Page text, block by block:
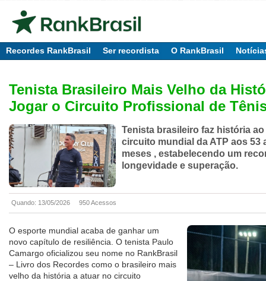
Recordes RankBrasil Ser recordista O RankBrasil
Tenista Brasileiro Mais Velho da
Jogar o Circuito Profissional de
Tenista brasileiro faz história
circuito mundial da ATP aos 53
meses , estabelecendo um
longevidade e superação.
Quando: 13/05/2026 950 Acessos
O esporte mundial acaba de ganhar um
novo capítulo de resiliência. O tenista Paulo
Camargo oficializou seu nome no RankBrasil
– Livro dos Recordes como o brasileiro mais
velho da história a atuar no circuito